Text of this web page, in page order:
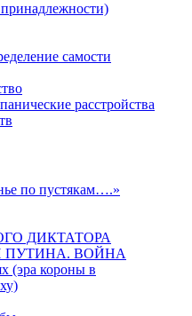
самости
расстройства
по пустякам….»
ДИКТАТОРА
ПУТИНА. ВОЙНА
(эра короны в